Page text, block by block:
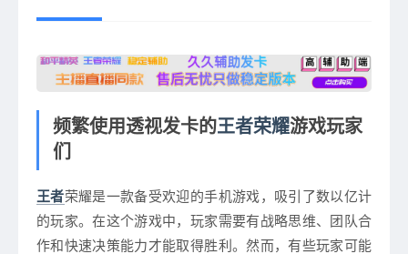
频繁使用透视发卡的王者荣耀游戏玩家
们
王者荣耀是一款备受欢迎的手机游戏，吸引了数以亿计
的玩家。在这个游戏中，玩家需要有战略思维、团队合
作和快速决策能力才能取得胜利。然而，有些玩家可能